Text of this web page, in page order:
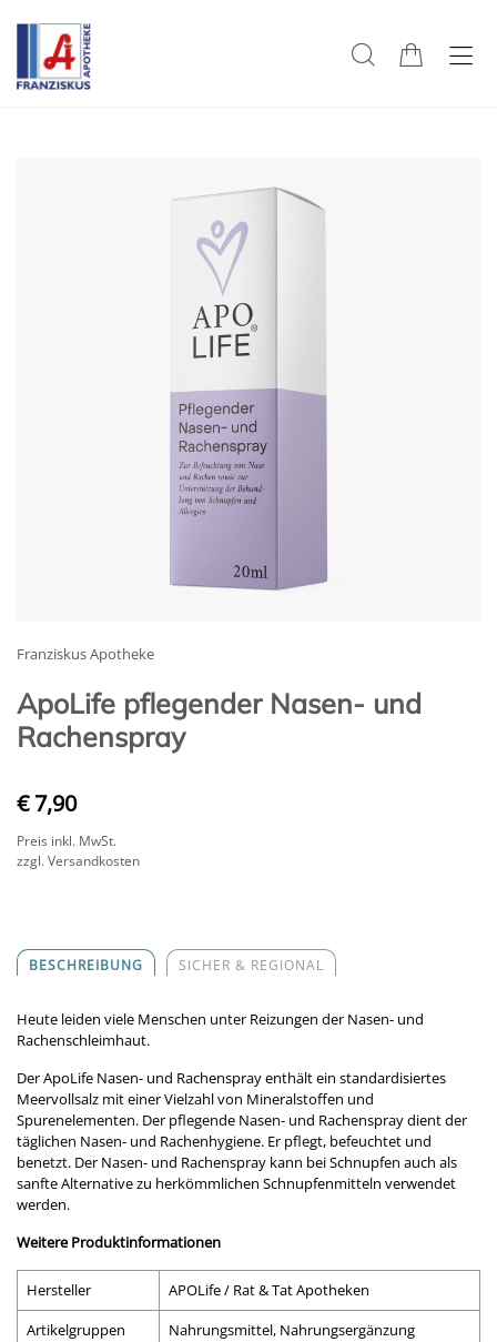
Franziskus Apotheke
ApoLife pflegender Nasen- und
Rachenspray
€ 7,90
Preis inkl. MwSt.
zzgl. Versandkosten
BESCHREIBUNG SICHER & REGIONAL
Heute leiden viele Menschen unter Reizungen der Nasen- und
Rachenschleimhaut.
Der ApoLife Nasen- und Rachenspray enthält ein standardisiertes
Meervollsalz mit einer Vielzahl von Mineralstoffen und
Spurenelementen. Der pflegende Nasen- und Rachenspray dient der
täglichen Nasen- und Rachenhygiene. Er pflegt, befeuchtet und
benetzt. Der Nasen- und Rachenspray kann bei Schnupfen auch als
sanfte Alternative zu herkömmlichen Schnupfenmitteln verwendet
werden.
Weitere Produktinformationen
Hersteller
APOLife / Rat & Tat Apotheken
Artikelgruppen
Nahrungsmittel, Nahrungsergänzung